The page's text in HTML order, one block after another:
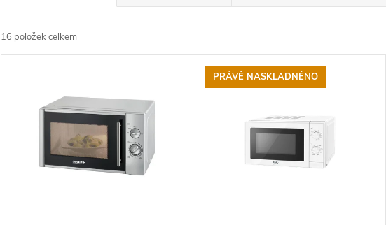
a
z
16 položek celkem
PRÁVĚ NASKLADNĚNO